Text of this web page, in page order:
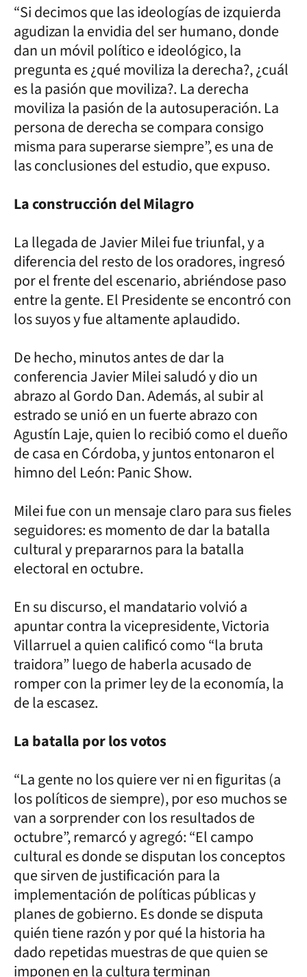
“Si decimos que las ideologías de izquierda
agudizan la envidia del ser humano, donde
dan un móvil político e ideológico, la
pregunta es ¿qué moviliza la derecha?, ¿cuál
es la pasión que moviliza?. La derecha
moviliza la pasión de la autosuperación. La
persona de derecha se compara consigo
misma para superarse siempre”, es una de
las conclusiones del estudio, que expuso.
La construcción del Milagro
La llegada de Javier Milei fue triunfal, y a
diferencia del resto de los oradores, ingresó
por el frente del escenario, abriéndose paso
entre la gente. El Presidente se encontró con
los suyos y fue altamente aplaudido.
De hecho, minutos antes de dar la
conferencia Javier Milei saludó y dio un
abrazo al Gordo Dan. Además, al subir al
estrado se unió en un fuerte abrazo con
Agustín Laje, quien lo recibió como el dueño
de casa en Córdoba, y juntos entonaron el
himno del León: Panic Show.
Milei fue con un mensaje claro para sus fieles
seguidores: es momento de dar la batalla
cultural y prepararnos para la batalla
electoral en octubre.
En su discurso, el mandatario volvió a
apuntar contra la vicepresidente, Victoria
Villarruel a quien calificó como “la bruta
traidora” luego de haberla acusado de
romper con la primer ley de la economía, la
de la escasez.
La batalla por los votos
“La gente no los quiere ver ni en figuritas (a
los políticos de siempre), por eso muchos se
van a sorprender con los resultados de
octubre”, remarcó y agregó: “El campo
cultural es donde se disputan los conceptos
que sirven de justificación para la
implementación de políticas públicas y
planes de gobierno. Es donde se disputa
quién tiene razón y por qué la historia ha
dado repetidas muestras de que quien se
imponen en la cultura terminan